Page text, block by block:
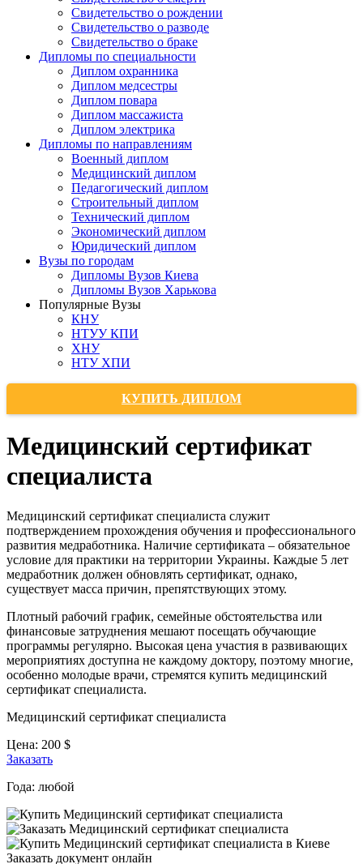
Свидетельство о рождении
Свидетельство о разводе
Свидетельство о браке
Дипломы по специальности
Диплом охранника
Диплом медсестры
Диплом повара
Диплом массажиста
Диплом электрика
Дипломы по направлениям
Военный диплом
Медицинский диплом
Педагогический диплом
Строительный диплом
Технический диплом
Экономический диплом
Юридический диплом
Вузы по городам
Дипломы Вузов Киева
Дипломы Вузов Харькова
Популярные Вузы
КНУ
НТУУ КПИ
ХНУ
НТУ ХПИ
КУПИТЬ ДИПЛОМ
Медицинский сертификат
специалиста
Медицинский сертификат специалиста служит
подтверждением прохождения обучения и профессионального
развития медработника. Наличие сертификата – обязательное
условие для практики на территории Украины. Каждые 5 лет
медработник должен обновлять сертификат, однако,
существует масса причин, препятствующих этому.
Плотный рабочий график, семейные обстоятельства или
финансовые затруднения мешают посещать обучающие
программы регулярно. Высокая цена участия в развивающих
мероприятиях доступна не каждому доктору, поэтому многие,
особенно молодые врачи, стремятся купить медицинский
сертификат специалиста.
Медицинский сертификат специалиста
Цена: 200 $
Заказать
Года: любой
Заказать документ онлайн